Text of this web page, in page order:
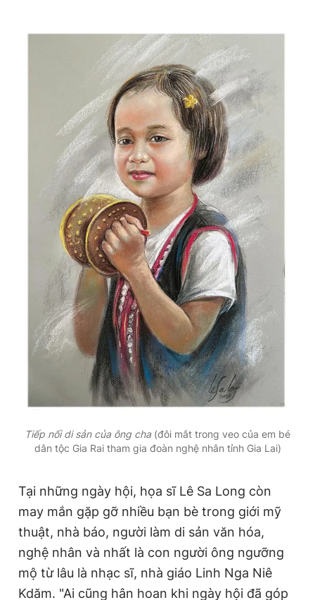
Tiếp nối di sản của ông cha (đôi mắt trong veo của em bé
dân tộc Gia Rai tham gia đoàn nghệ nhân tỉnh Gia Lai)
Tại những ngày hội, họa sĩ Lê Sa Long còn
may mắn gặp gỡ nhiều bạn bè trong giới mỹ
thuật, nhà báo, người làm di sản văn hóa,
nghệ nhân và nhất là con người ông ngưỡng
mộ từ lâu là nhạc sĩ, nhà giáo Linh Nga Niê
Kdăm. "Ai cũng hân hoan khi ngày hội đã góp